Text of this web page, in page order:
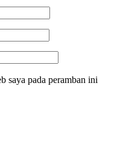
saya pada peramban ini